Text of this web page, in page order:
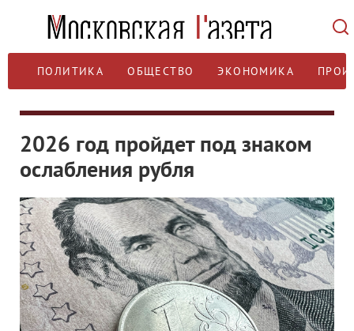
ПОЛИТИКА ОБЩЕСТВО ЭКОНОМИКА
2026 год пройдет под знаком
ослабления рубля